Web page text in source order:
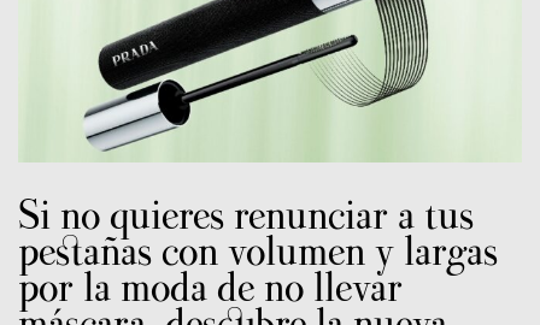
Si no quieres renunciar a tus
pestañas con volumen y largas
por la moda de no llevar